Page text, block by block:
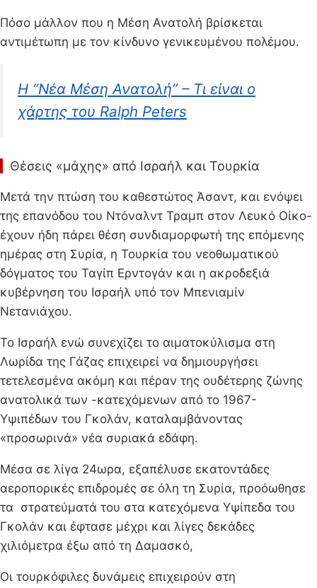
Πόσο μάλλον που η Μέση Ανατολή βρίσκεται
αντιμέτωπη με τον κίνδυνο γενικευμένου πολέμου.
Η “Νέα Μέση Ανατολή” – Τι είναι ο
χάρτης του Ralph Peters
Θέσεις «μάχης» από Ισραήλ και Τουρκία
Μετά την πτώση του καθεστώτος Άσαντ, και ενόψει
της επανόδου του Ντόναλντ Τραμπ στον Λευκό Οίκο-
έχουν ήδη πάρει θέση συνδιαμορφωτή της επόμενης
ημέρας στη Συρία, η Τουρκία του νεοθωματικού
δόγματος του Ταγίπ Ερντογάν και η ακροδεξιά
κυβέρνηση του Ισραήλ υπό τον Μπενιαμίν
Νετανιάχου.
Το Ισραήλ ενώ συνεχίζει το αιματοκύλισμα στη
Λωρίδα της Γάζας επιχειρεί να δημιουργήσει
τετελεσμένα ακόμη και πέραν της ουδέτερης ζώνης
ανατολικά των -κατεχόμενων από το 1967-
Υψιπέδων του Γκολάν, καταλαμβάνοντας
«προσωρινά» νέα συριακά εδάφη.
Μέσα σε λίγα 24ωρα, εξαπέλυσε εκατοντάδες
αεροπορικές επιδρομές σε όλη τη Συρία, προόωθησε
τα στρατεύματά του στα κατεχόμενα Υψίπεδα του
Γκολάν και έφτασε μέχρι και λίγες δεκάδες
χιλιόμετρα έξω από τη Δαμασκό,
Οι τουρκόφιλες δυνάμεις επιχειρούν στη